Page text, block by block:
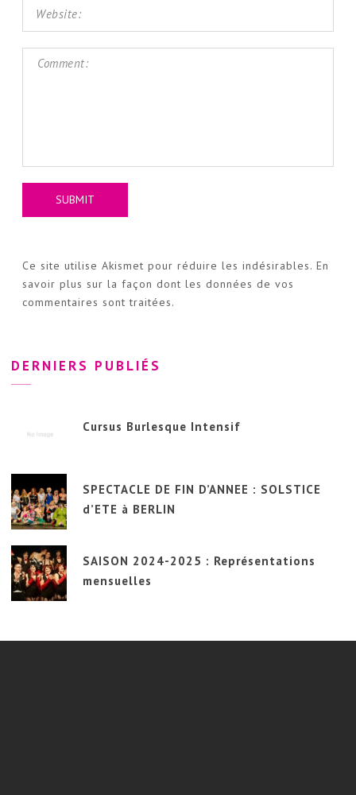
Ce site utilise Akismet pour réduire les indésirables. En
savoir plus sur la façon dont les données de vos
commentaires sont traitées.
DERNIERS PUBLIÉS
Cursus Burlesque Intensif
SPECTACLE DE FIN D’ANNEE : SOLSTICE
d’ETE à BERLIN
SAISON 2024-2025 : Représentations
mensuelles